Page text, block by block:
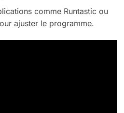
comme Runtastic ou
ajuster le programme.